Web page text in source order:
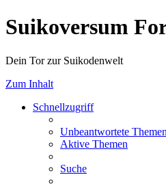
Suikoversum
Dein Tor zur Suikodenwelt
Zum Inhalt
Schnellzugriff
Unbeantwortete Themen
Aktive Themen
Suche